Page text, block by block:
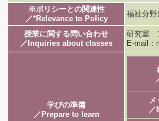
※ポリシーとの関連性
／*Relevance to Policy
福祉分
授業に関する問い合わせ
／Inquiries about classes
研究室
E-mail：
学びの準備
／Prepare to learn
／